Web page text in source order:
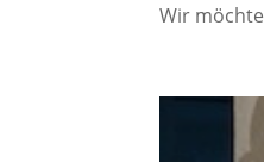
Wir